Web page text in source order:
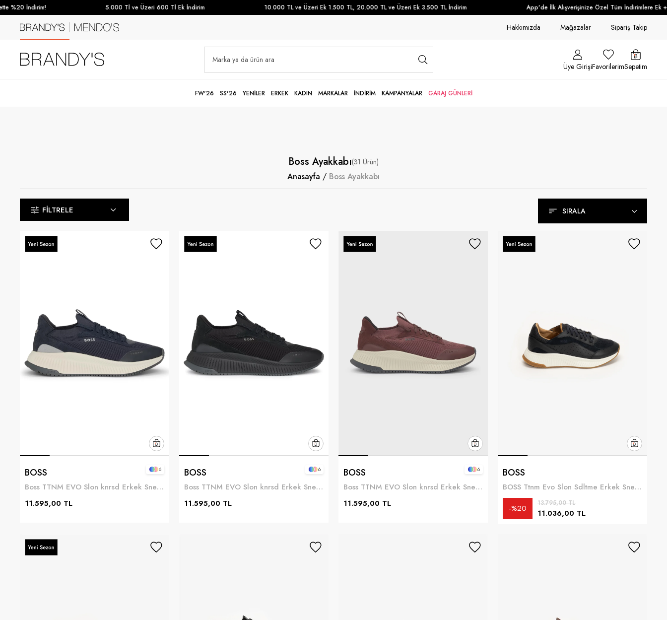
İndirim! 5.000 Tl ve Üzeri 600 Tl Ek İndirim 10.000 TL ve Üzeri Ek 1.500 TL, 20.000 TL ve Üzeri Ek 3.500 TL İndirim App'de İlk Alışverişinize Özel Tüm İndirimlere Ek +
Hakkımızda Mağazalar Sipariş Takip
Üye GirişiFavorilerimSepetim
FW'26 SS'26 YENİLER ERKEK KADIN MARKALAR İNDİRİM KAMPANYALAR GARAJ GÜNLERİ
Boss Ayakkabı 31
Anasayfa Boss Ayakkabı
FILTRELE SIRALA
(Azalan)
İndirim Oranına Göre (Artan)
BOSS
Boss TTNM EVO Slon knrsd Erkek Sneaker Mavi
11.595,00 TL
6 BOSS
Boss TTNM EVO Slon knrsd Erkek Sneaker Siyah
11.595,00 TL
6 BOSS
Boss TTNM EVO Slon knrsd Erkek Sneaker Kırmızı
11.595,00 TL
6 BOSS
BOSS Ttnm Evo Slon Sdltme Erkek Sneaker Mavi
11.036,00 TL
13.795,00 TL
%20